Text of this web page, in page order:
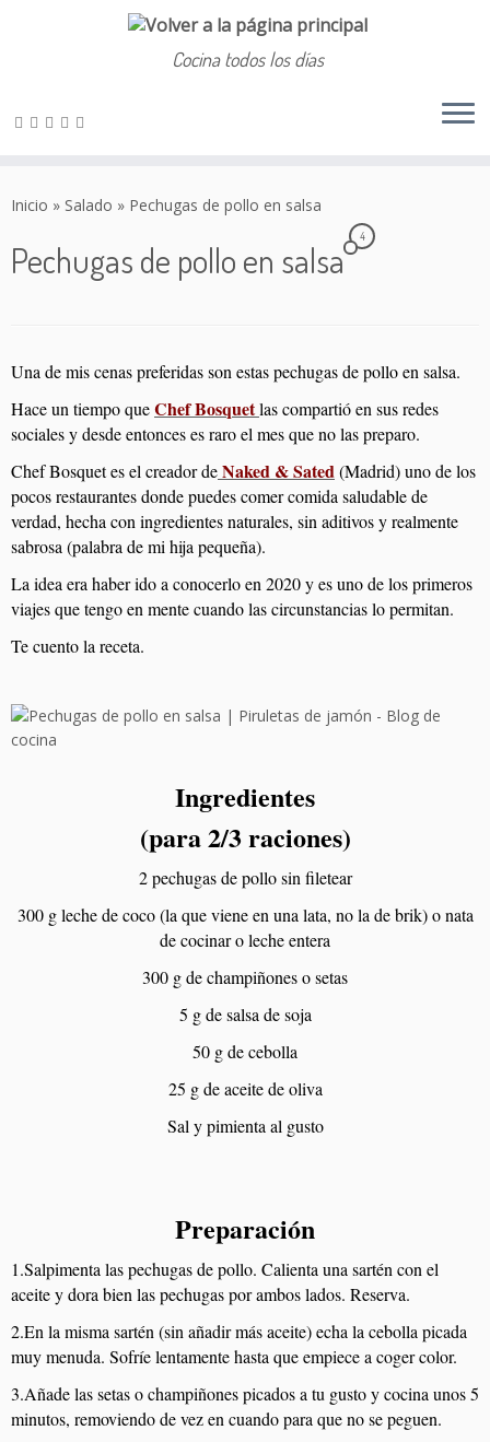
Cocina todos los días
Inicio » Salado » Pechugas de pollo en salsa
Pechugas de pollo en salsa
4
Una de mis cenas preferidas son estas pechugas de pollo en salsa.
Hace un tiempo queChef Bosquetlas compartió en sus redes
sociales y desde entonces es raro el mes que no las preparo.
Chef Bosquet es el creador deNaked & Sated(Madrid) uno de los
pocos restaurantes donde puedes comer comida saludable de
verdad, hecha con ingredientes naturales, sin aditivos y realmente
sabrosa (palabra de mi hija pequeña).
La idea era haber ido a conocerlo en 2020 y es uno de los primeros
viajes que tengo en mente cuando las circunstancias lo permitan.
Te cuento la receta.
Ingredientes
(para 2/3 raciones)
2 pechugas de pollo sin filetear
300 g leche de coco (la que viene en una lata, no la de brik) o nata
de cocinar o leche entera
300 g de champiñones o setas
5 g de salsa de soja
50 g de cebolla
25 g de aceite de oliva
Sal y pimienta al gusto
Preparación
1.Salpimenta las pechugas de pollo. Calienta una sartén con el
aceite y dora bien las pechugas por ambos lados. Reserva.
2.En la misma sartén (sin añadir más aceite) echa la cebolla picada
muy menuda. Sofríe lentamente hasta que empiece a coger color.
3.Añade las setas o champiñones picados a tu gusto y cocina unos 5
minutos, removiendo de vez en cuando para que no se peguen.